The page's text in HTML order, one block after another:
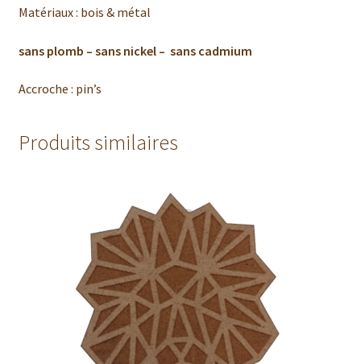
Matériaux : bois & métal
sans plomb – sans nickel – sans cadmium
Accroche : pin’s
Produits similaires